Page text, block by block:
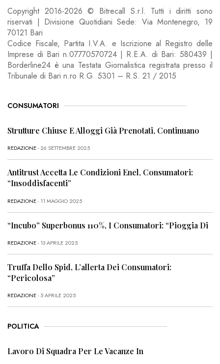
Copyright 2016-2026 © Bitrecall S.r.l. Tutti i diritti sono
riservati | Divisione Quotidiani Sede: Via Montenegro, 19
70121 Bari
Codice Fiscale, Partita I.V.A. e Iscrizione al Registro delle
Imprese di Bari n.07770570724 | R.E.A. di Bari: 580439 |
Borderline24 è una Testata Giornalistica registrata presso il
Tribunale di Bari n.ro R.G. 5301 – R.S. 21 / 2015
CONSUMATORI
Strutture Chiuse E Alloggi Già Prenotati, Continuano
REDAZIONE- 26 SETTEMBRE 2025
Antitrust Accetta Le Condizioni Enel, Consumatori:
“Insoddisfacenti”
REDAZIONE- 11 MAGGIO 2025
“Incubo” Superbonus 110%, I Consumatori: “Pioggia Di
REDAZIONE- 13 APRILE 2025
Truffa Dello Spid, L’allerta Dei Consumatori:
“Pericolosa”
REDAZIONE- 5 APRILE 2025
POLITICA
Lavoro Di Squadra Per Le Vacanze In